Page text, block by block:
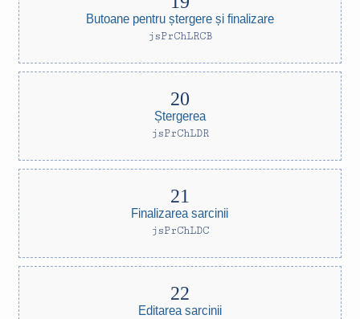
Butoane pentru ștergere și finalizare
jsPrChLRCB
Ștergerea
jsPrChLDR
Finalizarea sarcinii
jsPrChLDC
Editarea sarcinii